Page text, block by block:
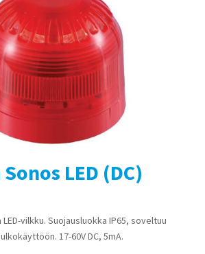
LED (DC)
vilkku. Suojausluokka IP65, soveltuu
17-60V DC, 5mA.